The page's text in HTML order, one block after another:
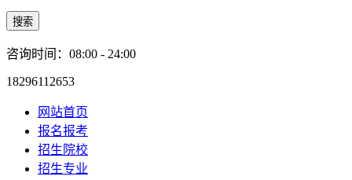
搜索
咨询时间：08:00 - 24:00
18296112653
网站首页
报名报考
招生院校
招生专业